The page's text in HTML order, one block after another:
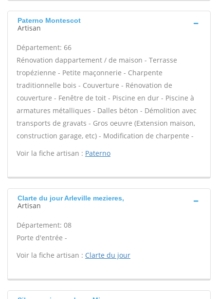
Paterno Montescot
Artisan
Département: 66
Rénovation dappartement / de maison - Terrasse
tropézienne - Petite maçonnerie - Charpente
traditionnelle bois - Couverture - Rénovation de
couverture - Fenêtre de toit - Piscine en dur - Piscine à
armatures métalliques - Dalles béton - Démolition avec
transports de gravats - Gros oeuvre (Extension maison,
construction garage, etc) - Modification de charpente -
Voir la fiche artisan : Paterno
Clarte du jour Arleville mezieres,
Artisan
Département: 08
Porte d'entrée -
Voir la fiche artisan : Clarte du jour